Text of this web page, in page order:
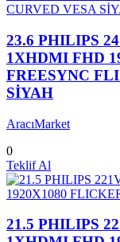
23.6 PHILIPS
1XHDMI FHD
FREESYNC
SİYAH
AracıMarket
0
Teklif Al
21.5 PHILIPS